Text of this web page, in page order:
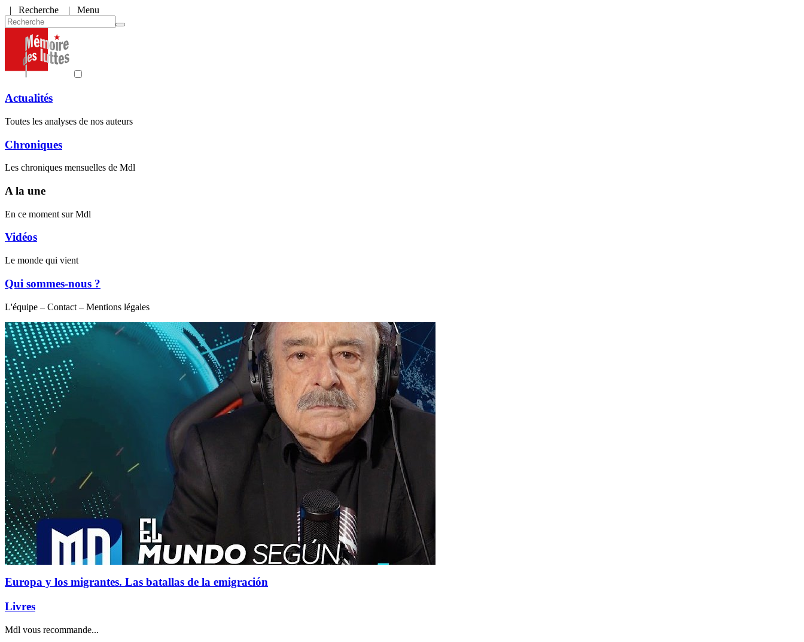
| Recherche | Menu
Actualités
Toutes les analyses de nos auteurs
Chroniques
Les chroniques mensuelles de Mdl
A la une
En ce moment sur Mdl
Vidéos
Le monde qui vient
Qui sommes-nous ?
L'équipe – Contact – Mentions légales
Europa y los migrantes. Las batallas de la emigración
Livres
Mdl vous recommande...